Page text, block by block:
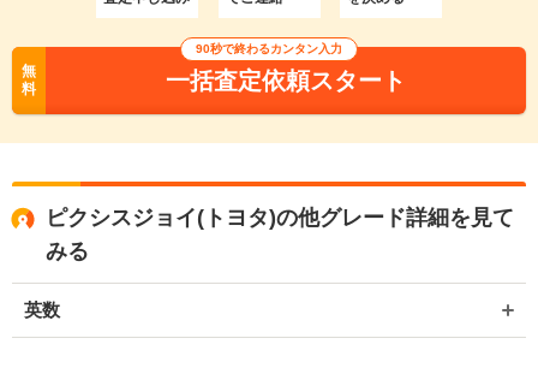
無
料
90秒で終わるカンタン入力
一括査定依頼スタート
ピクシスジョイ(トヨタ)の他グレード詳細を見て
みる
英数